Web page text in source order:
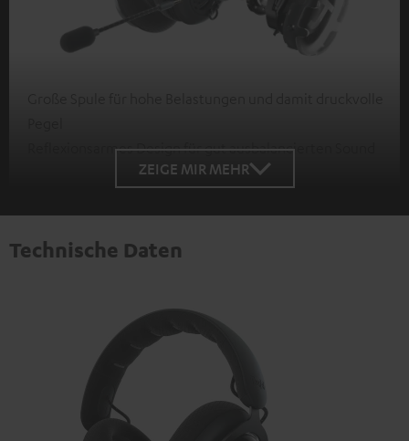
Reflexionsarmes Design für gut ausbalancierten Sound
ZEIGE MIR MEHR
Technische Daten